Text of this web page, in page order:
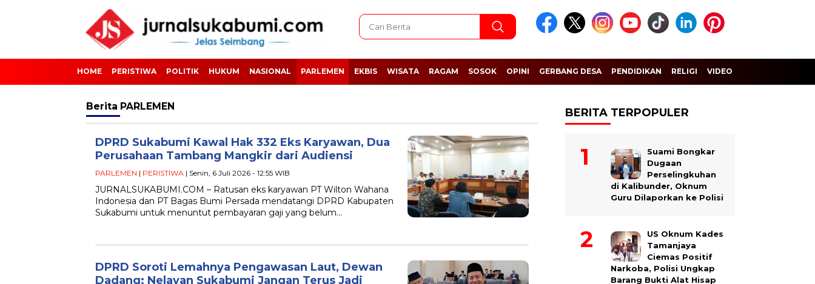
HOME PERISTIWA POLITIK HUKUM NASIONAL PARLEMEN EKBIS WISATA RAGAM SOSOK OPINI GERBANG DESA PENDIDIKAN RELIGI VIDEO
Berita PARLEMEN
DPRD Sukabumi Kawal Hak 332 Eks Karyawan, Dua
Perusahaan Tambang Mangkir dari Audiensi
PARLEMEN | PERISTIWA | Senin, 6 Juli 2026 - 12:55 WIB
JURNALSUKABUMI.COM – Ratusan eks karyawan PT Wilton Wahana
Indonesia dan PT Bagas Bumi Persada mendatangi DPRD Kabupaten
Sukabumi untuk menuntut pembayaran gaji yang belum…
DPRD Soroti Lemahnya Pengawasan Laut, Dewan
Dadang: Nelayan Sukabumi Jangan Terus Jadi
BERITA TERPOPULER
Suami Bongkar
Dugaan
Perselingkuhan
di Kalibunder, Oknum
Guru Dilaporkan ke Polisi
US Oknum Kades
Tamanjaya
Ciemas Positif
Narkoba, Polisi Ungkap
Barang Bukti Alat Hisap